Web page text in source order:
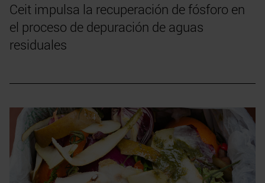
Ceit impulsa la recuperación de fósforo en
el proceso de depuración de aguas
residuales